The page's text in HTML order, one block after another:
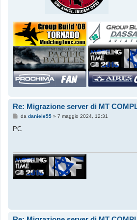
Re: Migrazione server di MT
M
s
i
o
da daniele55» 7 maggio 2024, 12:31
PC